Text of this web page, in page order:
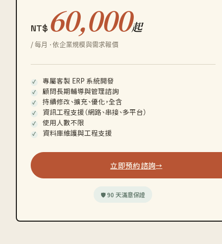
NT$ 60,000起
/ 每月 · 依企業規模與需求報價
專屬客製 ERP 系統開發
顧問長期輔導與管理諮詢
持續修改、擴充、優化，全含
資訊工程支援（網路、串接、多平台）
使用人數不限
資料庫維護與工程支援
立即預約諮詢→
🛡 90 天滿意保證